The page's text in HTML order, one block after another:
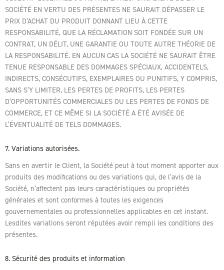
SOCIÉTÉ EN VERTU DES PRÉSENTES NE SAURAIT DÉPASSER LE
PRIX D’ACHAT DU PRODUIT DONNANT LIEU À CETTE
RESPONSABILITÉ, QUE LA RÉCLAMATION SOIT FONDÉE SUR UN
CONTRAT, UN DÉLIT, UNE GARANTIE OU TOUTE AUTRE THÉORIE DE
LA RESPONSABILITÉ. EN AUCUN CAS LA SOCIÉTÉ NE SAURAIT ÊTRE
TENUE RESPONSABLE DES DOMMAGES SPÉCIAUX, ACCIDENTELS,
INDIRECTS, CONSÉCUTIFS, EXEMPLAIRES OU PUNITIFS, Y COMPRIS,
SANS S’Y LIMITER, LES PERTES DE PROFITS, LES PERTES
D’OPPORTUNITÉS COMMERCIALES OU LES PERTES DE FONDS DE
COMMERCE, ET CE MÊME SI LA SOCIÉTÉ A ÉTÉ AVISÉE DE
L’ÉVENTUALITÉ DE TELS DOMMAGES.
7. Variations autorisées.
Sans en avertir le Client, la Société peut à tout moment apporter aux
produits des modifications ou des variations qui, de l’avis de la
Société, n’affectent pas leurs caractéristiques ou propriétés
générales et sont conformes à toutes les exigences
gouvernementales ou professionnelles applicables en cet instant.
Lesdites variations seront réputées avoir rempli les conditions des
présentes.
8. Sécurité des produits et information